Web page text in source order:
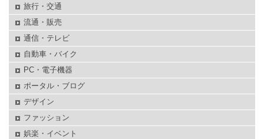
旅行・交通
流通・販売
通信・テレビ
自動車・バイク
PC・電子機器
ポータル・ブログ
デザイン
ファッション
娯楽・イベント